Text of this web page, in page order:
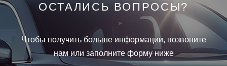
ОСТАЛИСЬ ВОПРОСЫ?
Чтобы получить больше информации, позвоните
нам или заполните форму ниже